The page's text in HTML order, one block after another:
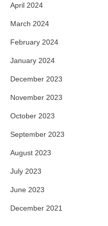
April 2024
March 2024
February 2024
January 2024
December 2023
November 2023
October 2023
September 2023
August 2023
July 2023
June 2023
December 2021